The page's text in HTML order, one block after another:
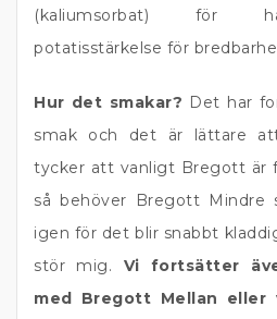
(kaliumsorbat) för
potatisstärkelse för
Hur det smakar? Det har
smak och det är lättare
tycker att vanligt Bregott är
så behöver Bregott Mindre
igen för det blir snabbt
stör mig. Vi fortsätter
med Bregott Mellan